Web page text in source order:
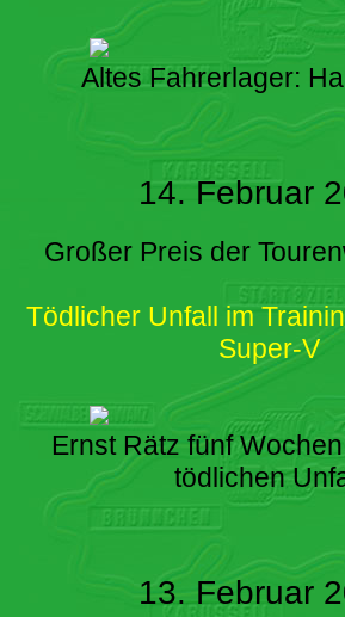
Altes Fahrerlager:
14. Februar
Großer Preis der
Tödlicher Unfall im
Super-V
Ernst Rätz fünf
tödlichen
13. Februar